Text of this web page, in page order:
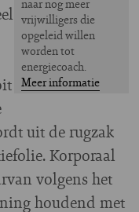
vrijwilligers die
opgeleid willen
worden tot
energiecoach.
Meer informatie
uit de rugzak
Korporaal
volgens het
houdend met